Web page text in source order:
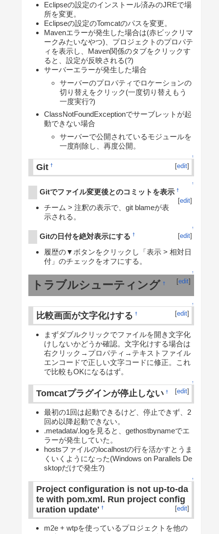
Eclipseの設定のインストール済みのJREで場
所を変更。
Eclipseの設定のTomcatのパスを変更。
Mavenエラーが発生した場合は(赤ビックリマ
ークみたいなやつ)、プロジェクトのプロパテ
ィを表示し、Maven関係のタブをクリックす
ると、設定が反映される(?)
サーバーエラーが発生した場合
サーバーのプロパティでロケーションの
切り替えをクリック(一度切り替えもう
一度実行?)
ClassNotFoundExceptionでサーブレットが起
動できない場合
サーバーで公開されているモジュールを
一度削除し、再度公開。
↑
Git † [edit]
↑
Gitでファイル変更後とのコミットを表示 †
[edit]
チーム > 注釈の表示で、git blameが表
示される。
↑
Gitの日付を絶対表示にする † [edit]
履歴の▼ボタンをクリックし「表示 > 相対日
付」のチェックをオフにする。
↑
トラブルシューティング † [edit]
↑
比較画面が文字化けする † [edit]
まずダブルクリックでファイルを開き文字化
けしないかどうか確認。文字化けする場合は
右クリック→プロパティ→テキストファイル
エンコードで正しい文字コードに修正。これ
で比較もOKになるはず。
↑
Tomcatプラグインが停止しない † [edit]
最初の1回は起動できるけど、停止できず、2
回め以降起動できない。
.metadata/.logを見ると、gethostbynameでエ
ラーが発生していた。
hostsファイルのlocalhostの行を活かすとうま
くいくようになった(Windows on Parallels De
sktopだけで発生?)
↑
Project configuration is not up-to-da
te with pom.xml. Run project config
uration update' † [edit]
m2e + wtpを使っているプロジェクトを他の